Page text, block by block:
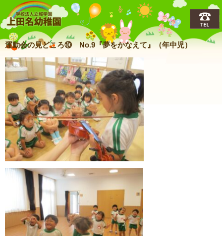
上田名(うえだな)幼稚園
運動会の見どころ⑩ No.9『夢をかなえて』（年中児）